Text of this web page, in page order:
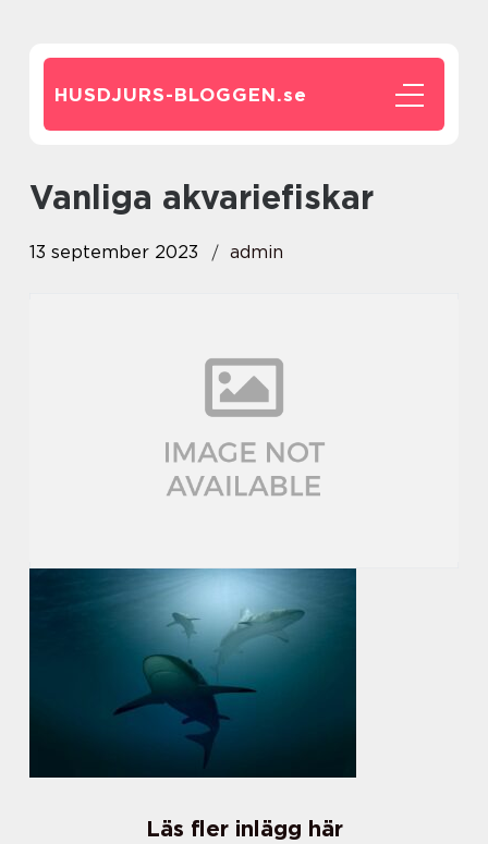
HUSDJURS-BLOGGEN.se
vanliga akvariefiskar
13 september 2023 admin
Läs fler inlägg här